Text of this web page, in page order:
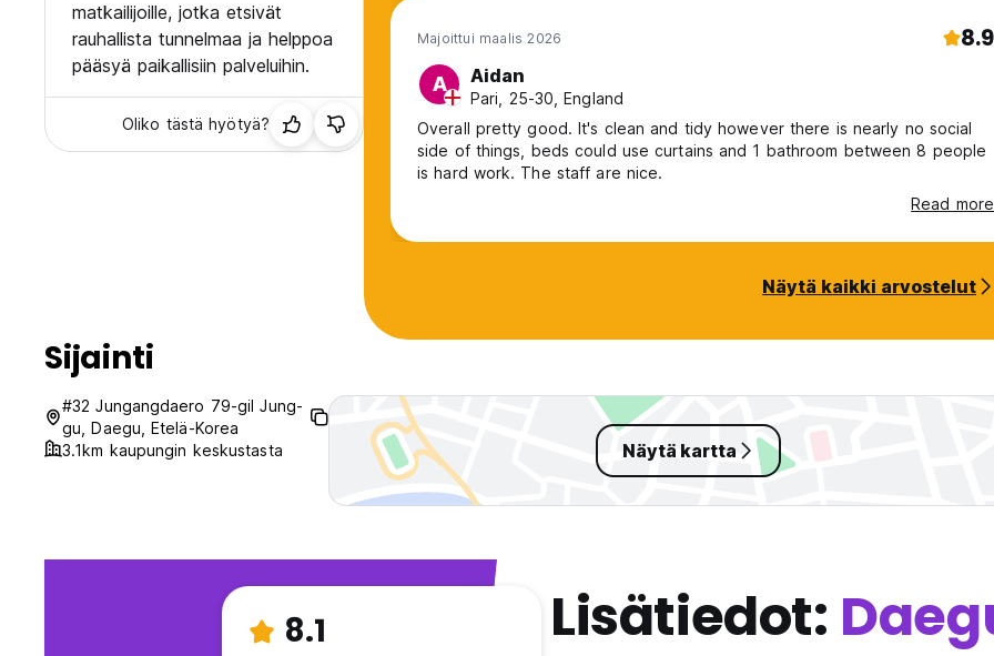
matkailijoille, jotka etsivät
rauhallista tunnelmaa ja helppoa
pääsyä paikallisiin palveluihin.
Oliko tästä hyötyä?
Majoittui maalis 2026 8.9
A Aidan
Pari, 25-30, England
Overall pretty good. It's clean and tidy however there is nearly no social
side of things, beds could use curtains and 1 bathroom between 8 people
is hard work. The staff are nice.
Read more
Näytä kaikki arvostelut
Sijainti
#32 Jungangdaero 79-gil Jung-
gu, Daegu, Etelä-Korea
3.1km kaupungin keskustasta
Näytä kartta
8.1 Lisätiedot: